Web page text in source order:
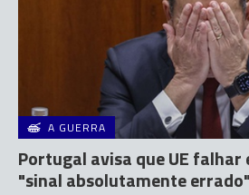
A GUERRA
Portugal avisa que UE
"sinal absolutamente errado"